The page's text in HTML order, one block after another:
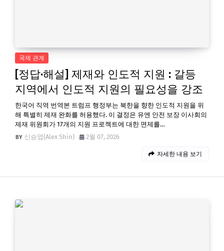
국제 관계
[정답·해설] 제재와 인도적 지원 : 갈등
지역에서 인도적 지원의 필요성을 강조
한국어 직역 번역본 트럼프 행정부는 북한을 향한 인도적 지원을 위
해 특별히 제재 완화를 허용했다. 이 결정은 유엔 안전 보장 이사회의
제재 위원회가 17개의 지원 프로젝트에 대한 면제를…
신승엽(Alex Shin)
2월 07, 2026
자세한 내용 보기